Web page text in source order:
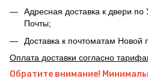
Адресная доставка к двери
Почты;
Доставка к почтоматам Новой
Оплата доставки согласно
Обратите внимание!